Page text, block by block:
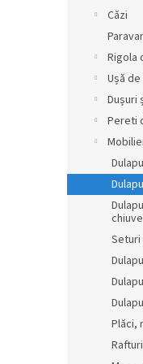
Căzi
Rigola
Ușă
Dușuri
Pereti
Plăci,